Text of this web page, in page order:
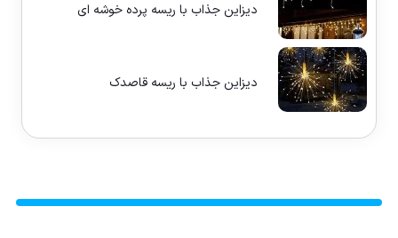
دیزاین جذاب با ریسه پرده خوشه ای
دیزاین جذاب با ریسه قاصدک